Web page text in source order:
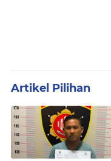
Artikel Pilihan